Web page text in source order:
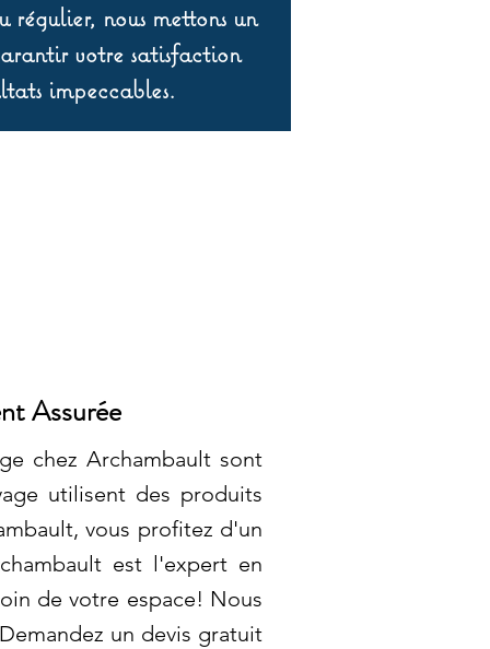
régulier, nous mettons un
votre satisfaction
impeccables.
Assurée
chez Archambault sont
utilisent des produits
vous profitez d'un
est l'expert en
de votre espace! Nous
un devis gratuit